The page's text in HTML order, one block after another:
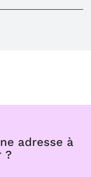
adresse à
?